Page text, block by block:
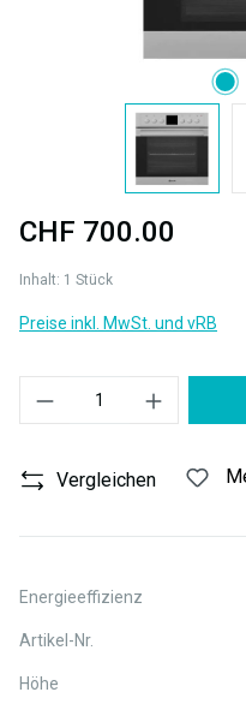
CHF 700.00
Inhalt: 1 Stück
Preise inkl. MwSt. und vRB
Vergleichen
Energieeffizienz
Artikel-Nr.
Höhe